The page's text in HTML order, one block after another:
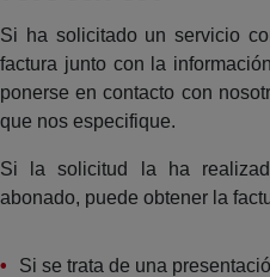
Si ha solicitado un servicio
factura junto con la
ponerse en contacto con
que nos especifique.
Si la solicitud la ha
abonado, puede obtener la
Si se trata de una